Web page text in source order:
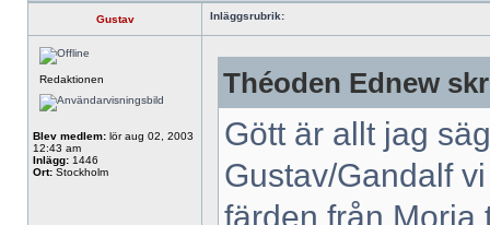
Gustav Inläggsrubrik:
Redaktionen
Blev medlem: lör aug 02, 2003
12:43 am
Inlägg: 1446
Ort: Stockholm
Théoden Ednew
Gött är allt jag
Gustav/Gandalf
färden från Moria